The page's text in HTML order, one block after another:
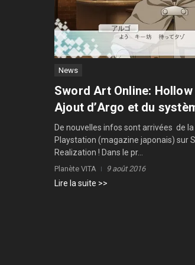
News
Sword Art Online:
Ajout d’Argo et du
De nouvelles infos sont arrivées de
Playstation (magazine japonais) sur
Realization ! Dans le pr...
Planète VITA 9 août 2016
Lire la suite >>